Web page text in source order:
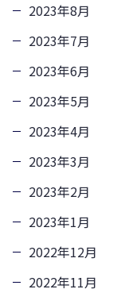
2023年8月
2023年7月
2023年6月
2023年5月
2023年4月
2023年3月
2023年2月
2023年1月
2022年12月
2022年11月